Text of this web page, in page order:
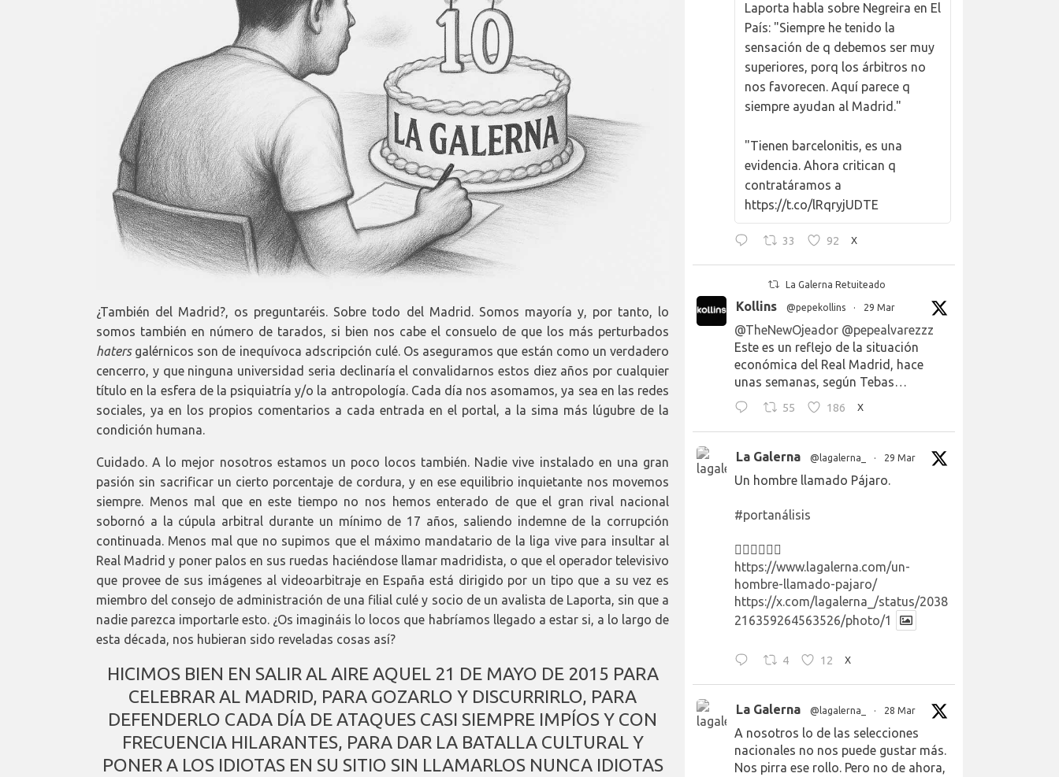
¿También del Madrid?, os preguntaréis. Sobre todo del Madrid. Somos mayoría y, por tanto, lo
somos también en número de tarados, si bien nos cabe el consuelo de que los más perturbados
hatersgalérnicos son de inequívoca adscripción culé. Os aseguramos que están como un verdadero
cencerro, y que ninguna universidad seria declinaría el convalidarnos estos diez años por cualquier
título en la esfera de la psiquiatría y/o la antropología. Cada día nos asomamos, ya sea en las redes
sociales, ya en los propios comentarios a cada entrada en el portal, a la sima más lúgubre de la
condición humana.
Cuidado. A lo mejor nosotros estamos un poco locos también. Nadie vive instalado en una gran
pasión sin sacrificar un cierto porcentaje de cordura, y en ese equilibrio inquietante nos movemos
siempre. Menos mal que en este tiempo no nos hemos enterado de que el gran rival nacional
sobornó a la cúpula arbitral durante un mínimo de 17 años, saliendo indemne de la corrupción
continuada. Menos mal que no supimos que el máximo mandatario de la liga vive para insultar al
Real Madrid y poner palos en sus ruedas haciéndose llamar madridista, o que el operador televisivo
que provee de sus imágenes al videoarbitraje en España está dirigido por un tipo que a su vez es
miembro del consejo de administración de una filial culé y socio de un avalista de Laporta, sin que a
nadie parezca importarle esto. ¿Os imagináis lo locos que habríamos llegado a estar si, a lo largo de
esta década, nos hubieran sido reveladas cosas así?
HICIMOS BIEN EN SALIR AL AIRE AQUEL 21 DE MAYO DE 2015 PARA
CELEBRAR AL MADRID, PARA GOZARLO Y DISCURRIRLO, PARA
DEFENDERLO CADA DÍA DE ATAQUES CASI SIEMPRE IMPÍOS Y CON
FRECUENCIA HILARANTES, PARA DAR LA BATALLA CULTURAL Y
PONER A LOS IDIOTAS EN SU SITIO SIN LLAMARLOS NUNCA IDIOTAS
Laporta habla sobre Negreira en El
País: "Siempre he tenido la
sensación de q debemos ser muy
superiores, porq los árbitros no
nos favorecen. Aquí parece q
siempre ayudan al Madrid."
"Tienen barcelonitis, es una
evidencia. Ahora critican q
contratáramos a
https://t.co/lRqryjUDTE
33 92 X
La Galerna Retuiteado
Kollins @pepekollins · 29 Mar
@TheNewOjeador @pepealvarezzz
Este es un reflejo de la situación
económica del Real Madrid, hace
unas semanas, según Tebas…
55 186 X
La Galerna @lagalerna_ · 29 Mar
Un hombre llamado Pájaro.
#portanálisis
👉🏻👉🏻👉🏻
https://www.lagalerna.com/un-
hombre-llamado-pajaro/
https://x.com/lagalerna_/status/2038
216359264563526/photo/1
4 12 X
La Galerna @lagalerna_ · 28 Mar
A nosotros lo de las selecciones
nacionales no nos puede gustar más.
Nos pirra ese rollo. Pero no de ahora,